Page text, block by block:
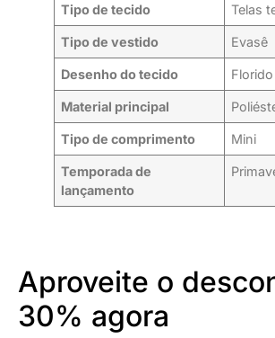
Tipo de tecido Telas
Tipo de vestido Evasê
Desenho do tecido Florido
Material principal
Tipo de comprimento Mini
Temporada de
lançamento
Aproveite o
30% agora